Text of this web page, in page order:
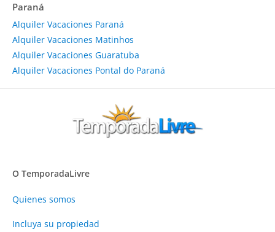
Paraná
Alquiler Vacaciones Paraná
Alquiler Vacaciones Matinhos
Alquiler Vacaciones Guaratuba
Alquiler Vacaciones Pontal do Paraná
O TemporadaLivre
Quienes somos
Incluya su propiedad